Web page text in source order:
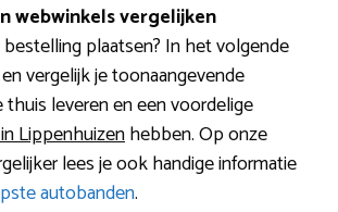
webwinkels vergelijken
plaatsen? In het volgende
vergelijk je toonaangevende
leveren en een voordelige
Lippenhuizenhebben. Op onze
lees je ook handige informatie
autobanden.